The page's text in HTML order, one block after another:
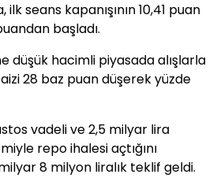
seans kapanışının 10,41 puan
başladı.
düşük hacimli piyasada alışlarla
28 baz puan düşerek yüzde
vadeli ve 2,5 milyar lira
repo ihalesi açtığını
8 milyon liralık teklif geldi.